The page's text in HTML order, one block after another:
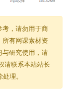
考，请勿用于商
所有网课素材资
与研究使用，请
请联系本站站长
理。